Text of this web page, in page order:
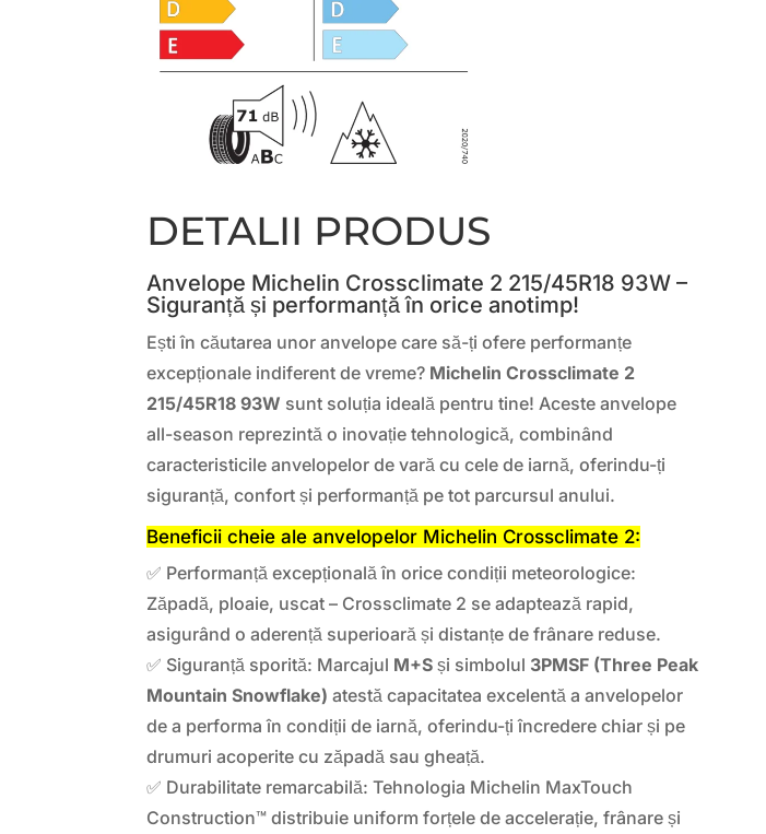
DETALII PRODUS
Anvelope Michelin Crossclimate 2 215/45R18 93W –
Siguranță și performanță în orice anotimp!
Ești în căutarea unor anvelope care să-ți ofere performanțe
excepționale indiferent de vreme? Michelin Crossclimate 2
215/45R18 93W sunt soluția ideală pentru tine! Aceste anvelope
all-season reprezintă o inovație tehnologică, combinând
caracteristicile anvelopelor de vară cu cele de iarnă, oferindu-ți
siguranță, confort și performanță pe tot parcursul anului.
Beneficii cheie ale anvelopelor Michelin Crossclimate 2:
✅ Performanță excepțională în orice condiții meteorologice:
Zăpadă, ploaie, uscat – Crossclimate 2 se adaptează rapid,
asigurând o aderență superioară și distanțe de frânare reduse.
✅ Siguranță sporită: Marcajul M+S și simbolul 3PMSF (Three Peak
Mountain Snowflake) atestă capacitatea excelentă a anvelopelor
de a performa în condiții de iarnă, oferindu-ți încredere chiar și pe
drumuri acoperite cu zăpadă sau gheață.
✅ Durabilitate remarcabilă: Tehnologia Michelin MaxTouch
Construction™ distribuie uniform forțele de accelerație, frânare și